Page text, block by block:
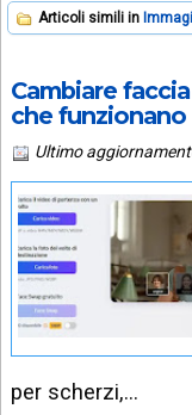
Articoli simili in
Cambiare
che funzionano
Ultimo
per scherzi,…